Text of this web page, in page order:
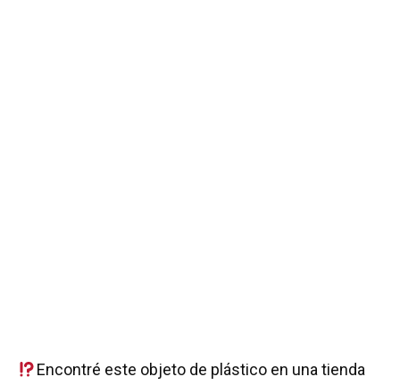
Encontré este objeto de plástico en una tienda